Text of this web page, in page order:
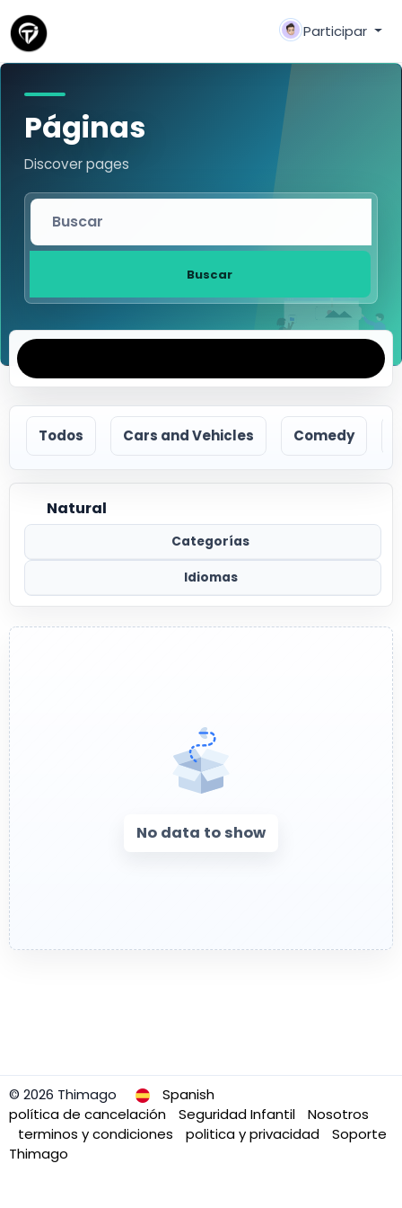
Participar
Páginas
Discover pages
Buscar
Todos Cars and Vehicles Comedy
Natural
Categorías
Idiomas
No data to show
© 2026 Thimago
Spanish
política de cancelación
Seguridad Infantil
Nosotros
terminos y condiciones
politica y privacidad
Soporte
Thimago